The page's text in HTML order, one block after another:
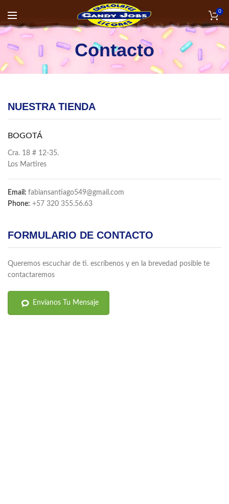
0
Contacto
NUESTRA TIENDA
BOGOTÁ
Cra. 18 # 12-35.
Los Martires
Email: fabiansantiago549@gmail.com
Phone: +57 320 355.56.63
FORMULARIO DE CONTACTO
Queremos escuchar de ti. escríbenos y en la brevedad posible te
contactaremos
Envíanos Tu Mensaje